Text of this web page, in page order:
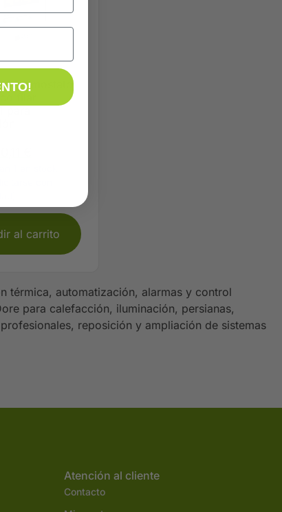
Termostato
al carrito
térmica, automatización, alarmas y control
para calefacción, iluminación, persianas,
reposición y ampliación de sistemas
Atención al cliente
Contacto